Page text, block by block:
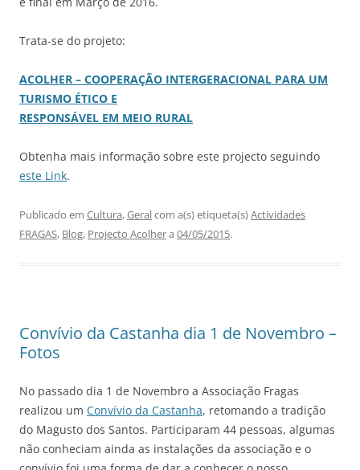
Trata-se do projeto:
ACOLHER – COOPERAÇÃO INTERGERACIONAL PARA UM
TURISMO ÉTICO E
RESPONSÁVEL EM MEIO RURAL
Obtenha mais informação sobre este projecto seguindo
este Link.
Publicado em Cultura,Geralcom a(s) etiqueta(s)Actividades
FRAGAS, Blog, Projecto Acolhera 04/05/2015.
Convívio da Castanha dia 1 de Novembro –
Fotos
No passado dia 1 de Novembro a Associação Fragas
realizou um Convívio da Castanha, retomando a tradição
do Magusto dos Santos. Participaram 44 pessoas, algumas
não conheciam ainda as instalações da associação e o